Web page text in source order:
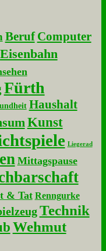
Beruf Computer
Eisenbahn
Fürth
Haushalt
Kunst
Liegerad
Mittagspause
& Tat Renngurke
Technik
Wehmut